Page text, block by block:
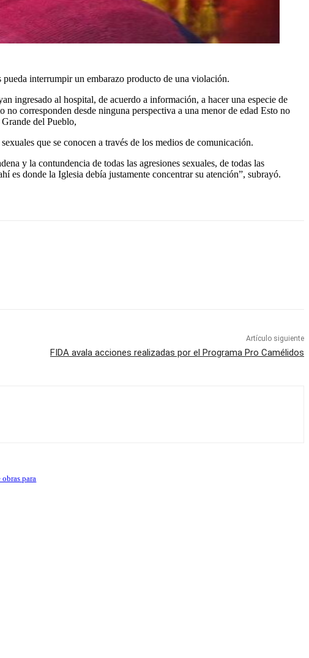
interrumpir un embarazo producto de una violación.
ingresado al hospital, de acuerdo a información, a hacer una especie de
corresponden desde ninguna perspectiva a una menor de edad Esto no
del Pueblo,
que se conocen a través de los medios de comunicación.
y la contundencia de todas las agresiones sexuales, de todas las
es donde la Iglesia debía justamente concentrar su atención”, subrayó.
Artículo siguiente
FIDA avala acciones realizadas por el Programa Pro Camélidos
para